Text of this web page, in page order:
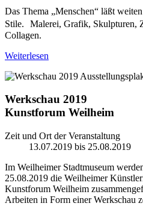
Das Thema „Menschen“ läßt
Stile. Malerei, Grafik, Skulpturen,
Collagen.
Weiterlesen
Werkschau 2019
Kunstforum Weilheim
Zeit und Ort der Veranstaltung
13.07.2019 bis 25.08.2019
Im Weilheimer Stadtmuseum
25.08.2019 die Weilheimer
Kunstforum Weilheim
Arbeiten in Form einer Werkschau